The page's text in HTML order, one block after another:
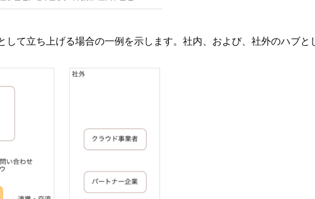
て立ち上げる場合の一例を示します。社内、および、社外のハブと